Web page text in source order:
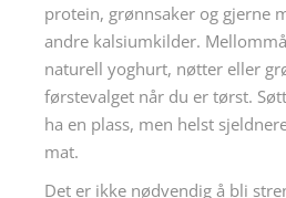
protein, grønnsaker og gjerne
andre kalsiumkilder.
naturell yoghurt, nøtter eller
førstevalget når du er tørst.
ha en plass, men helst
mat.
Det er ikke nødvendig å bli